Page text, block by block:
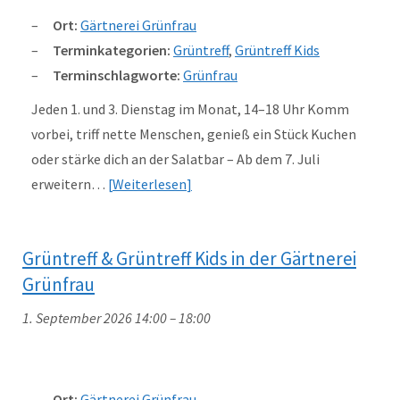
Ort: Gärtnerei Grünfrau
Terminkategorien: Grüntreff, Grüntreff Kids
Terminschlagworte: Grünfrau
Jeden 1. und 3. Dienstag im Monat, 14–18 Uhr Komm
vorbei, triff nette Menschen, genieß ein Stück Kuchen
oder stärke dich an der Salatbar – Ab dem 7. Juli
erweitern… Weiterlesen
Grüntreff & Grüntreff Kids in der Gärtnerei
Grünfrau
1. September 2026 14:00–18:00